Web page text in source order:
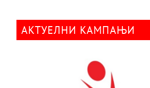
АКТУЕЛНИ КАМПАЊИ